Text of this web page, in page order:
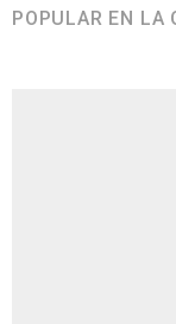
POPULAR EN LA